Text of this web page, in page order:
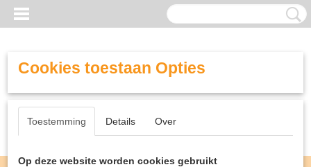
Cookies toestaan Opties
Toestemming Details Over
Op deze website worden cookies gebruikt